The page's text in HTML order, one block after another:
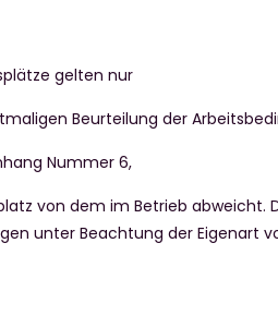
gelten nur
Beurteilung der
Nummer 6,
von dem im Betrieb abweicht.
unter Beachtung der Eigenart